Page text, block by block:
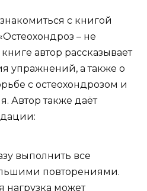
с книгой
– не
автор рассказывает
упражнений, а также о
с остеохондрозом и
Автор также даёт
выполнить все
повторениями.
может